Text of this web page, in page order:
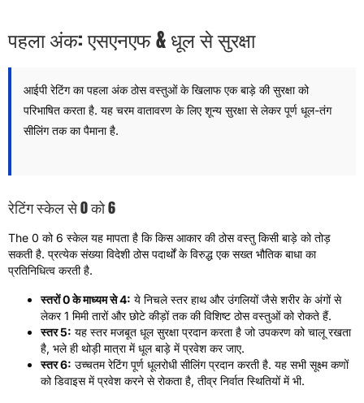
पहला अंक: एसएनएफ & धूल से सुरक्षा
आईपी ​​रेटिंग का पहला अंक ठोस वस्तुओं के खिलाफ एक बाड़े की सुरक्षा को
परिभाषित करता है. यह चरम वातावरण के लिए शून्य सुरक्षा से लेकर पूर्ण धूल-तंग
सीलिंग तक का पैमाना है.
रेटिंग स्केल से 0 को 6
The 0 को 6 स्केल यह मापता है कि किस आकार की ठोस वस्तु किसी बाड़े को तोड़
सकती है. प्रत्येक संख्या विदेशी ठोस पदार्थों के विरुद्ध एक सख्त भौतिक बाधा का
प्रतिनिधित्व करती है.
स्तरों 0 के माध्यम से 4: ये निचले स्तर हाथ और उंगलियों जैसे शरीर के अंगों से
लेकर 1 मिमी तारों और छोटे कीड़ों तक की विशिष्ट ठोस वस्तुओं को रोकते हैं.
स्तर 5: यह स्तर मजबूत धूल सुरक्षा प्रदान करता है जो उपकरण को चालू रखता
है, भले ही थोड़ी मात्रा में धूल बाड़े में प्रवेश कर जाए.
स्तर 6: उच्चतम रेटिंग पूर्ण धूलरोधी सीलिंग प्रदान करती है. यह सभी सूक्ष्म कणों
को डिवाइस में प्रवेश करने से रोकता है, तीव्र निर्वात स्थितियों में भी.